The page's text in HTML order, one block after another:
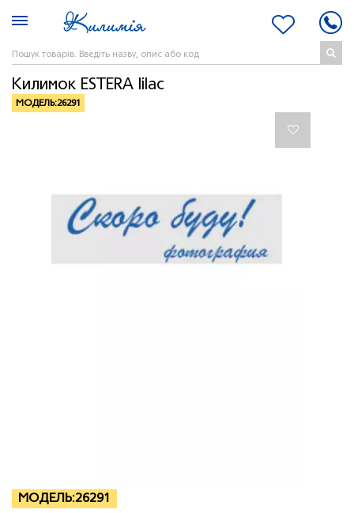
Килимок ESTERA lilac
МОДЕЛЬ:26291
МОДЕЛЬ:26291